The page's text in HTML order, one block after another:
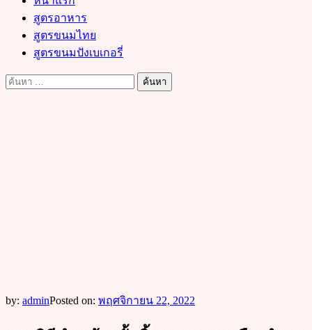
สูตรอาหาร
สูตรขนมไทย
สูตรขนมปังเบเกอรี่
ค้นหา
by: adminPosted on: พฤศจิกายน 22, 2022